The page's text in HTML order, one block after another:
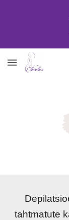
Skip to main
tahtmatute